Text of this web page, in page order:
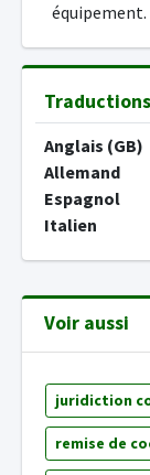
équipement.
Traductions
Anglais (GB)
Allemand
Espagnol
Italien
Voir aussi
juridiction
remise de